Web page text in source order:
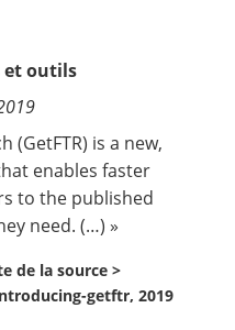
et outils
(GetFTR) is a new,
enables faster
to the published
need. (…) »
de la source >
getftr, 2019